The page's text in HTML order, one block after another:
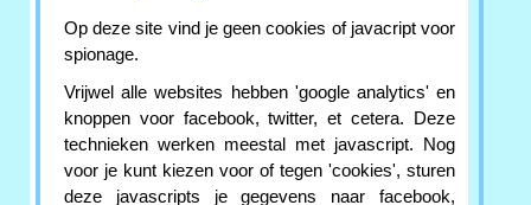
Op deze site vind je geen cookies of javacript voor
spionage.
Vrijwel alle websites hebben 'google analytics' en
knoppen voor facebook, twitter, et cetera. Deze
technieken werken meestal met javascript. Nog
voor je kunt kiezen voor of tegen 'cookies', sturen
deze javascripts je gegevens naar facebook,